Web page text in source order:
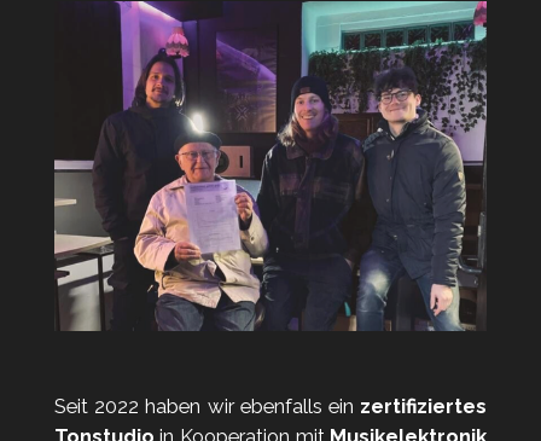
Seit 2022 haben wir ebenfalls ein zertifiziertes